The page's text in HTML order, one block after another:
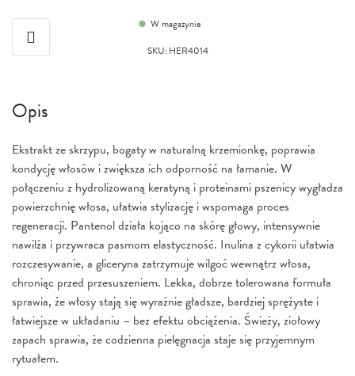
W magazynie
SKU: HER4014
Opis
Ekstrakt ze skrzypu, bogaty w naturalną krzemionkę, poprawia
kondycję włosów i zwiększa ich odporność na łamanie. W
połączeniu z hydrolizowaną keratyną i proteinami pszenicy wygładza
powierzchnię włosa, ułatwia stylizację i wspomaga proces
regeneracji. Pantenol działa kojąco na skórę głowy, intensywnie
nawilża i przywraca pasmom elastyczność. Inulina z cykorii ułatwia
rozczesywanie, a gliceryna zatrzymuje wilgoć wewnątrz włosa,
chroniąc przed przesuszeniem. Lekka, dobrze tolerowana formuła
sprawia, że włosy stają się wyraźnie gładsze, bardziej sprężyste i
łatwiejsze w układaniu – bez efektu obciążenia. Świeży, ziołowy
zapach sprawia, że codzienna pielęgnacja staje się przyjemnym
rytuałem.